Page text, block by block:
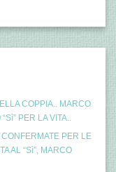
COPPIA.. MARCO
PER LA VITA..
PER LE
AL “Sì”, MARCO